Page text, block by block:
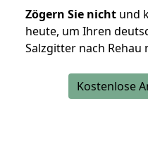
Zögern Sie nicht und
heute, um Ihren
Salzgitter nach Rehau
Kostenlose